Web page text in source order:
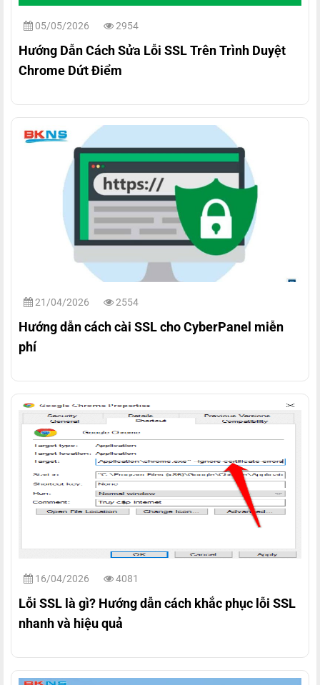
05/05/2026 2954
Hướng Dẫn Cách Sửa Lỗi SSL Trên Trình Duyệt
Chrome Dứt Điểm
21/04/2026 2554
Hướng dẫn cách cài SSL cho CyberPanel miễn
phí
16/04/2026 4081
Lỗi SSL là gì? Hướng dẫn cách khắc phục lỗi SSL
nhanh và hiệu quả